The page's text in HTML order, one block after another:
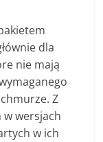
dla
nie mają
Z
wersjach
w ich